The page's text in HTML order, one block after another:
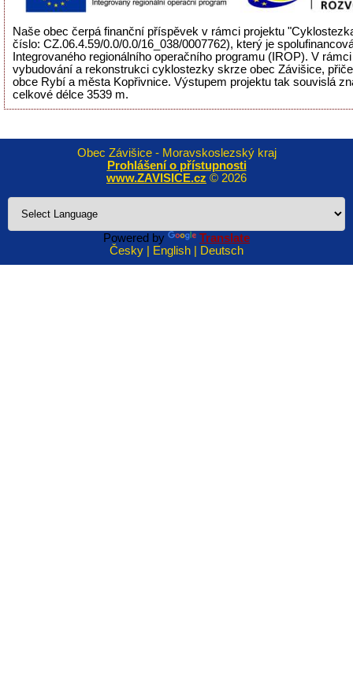
Naše obec čerpá finanční příspěvek v rámci projektu
číslo: CZ.06.4.59/0.0/0.0/16_038/0007762), který je
Integrovaného regionálního operačního programu (IROP). V
vybudování a rekonstrukci cyklostezky skrze obec Závišice,
obce Rybí a města Kopřivnice. Výstupem projektu tak souvislá
celkové délce 3539 m.
Obec Závišice - Moravskoslezský kraj
Prohlášení o přístupnosti
www.ZAVISICE.cz © 2026
Powered by
Translate
Česky | English | Deutsch